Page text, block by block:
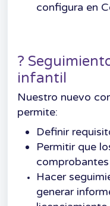
configura en
?
infantil
Nuestro nuevo
permite:
Definir
Permitir que
Hacer
generar